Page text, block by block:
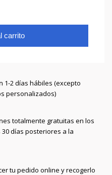
carrito
1-2 días hábiles (excepto
personalizados)
totalmente gratuitas en los
días posteriores a la
tu pedido online y recogerlo